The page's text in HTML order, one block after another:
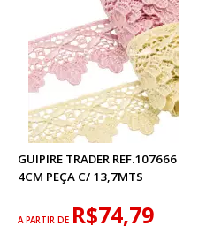
GUIPIRE TRADER REF.107666
4CM PEÇA C/ 13,7MTS
A PARTIR DE R$74,79